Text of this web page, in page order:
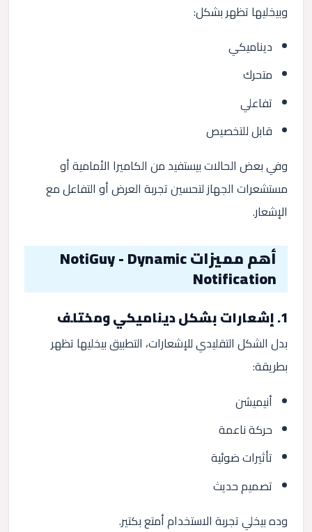
وبيخليها تظهر بشكل:
ديناميكي
متحرك
تفاعلي
قابل للتخصيص
وفي بعض الحالات بيستفيد من الكاميرا الأمامية أو
مستشعرات الجهاز لتحسين تجربة العرض أو التفاعل مع
الإشعار.
أهم مميزات NotiGuy - Dynamic
Notification
1. إشعارات بشكل ديناميكي ومختلف
بدل الشكل التقليدي للإشعارات، التطبيق بيخليها تظهر
بطريقة:
أنيميشن
حركة ناعمة
تأثيرات ضوئية
تصميم حديث
وده بيخلي تجربة الاستخدام أمتع بكتير.